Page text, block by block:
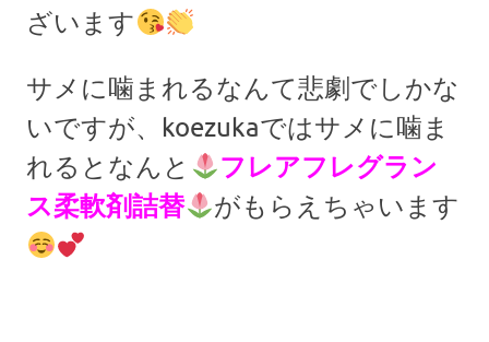
ざいます
サメに噛まれるなんて悲劇でしかな
いですが、koezukaではサメに噛ま
れるとなんと
フレアフレグラン
ス柔軟剤詰替
がもらえちゃいます